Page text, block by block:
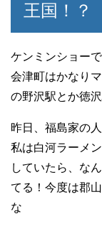
王国！？
ケンミンショー
会津町はかなり
の野沢駅とか徳
昨日、福島家の
私は白河ラーメ
していたら、な
てる！今度は郡
な